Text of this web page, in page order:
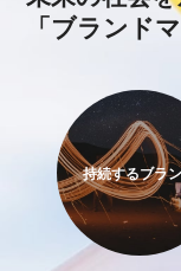
「ブランド
持続するブラ